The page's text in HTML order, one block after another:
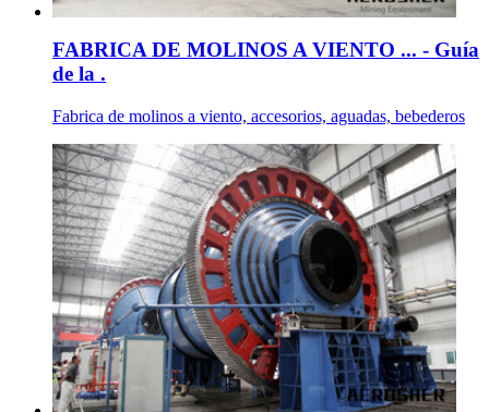
FABRICA DE MOLINOS A VIENTO ... - Guía
de la .
Fabrica de molinos a viento, accesorios, aguadas, bebederos